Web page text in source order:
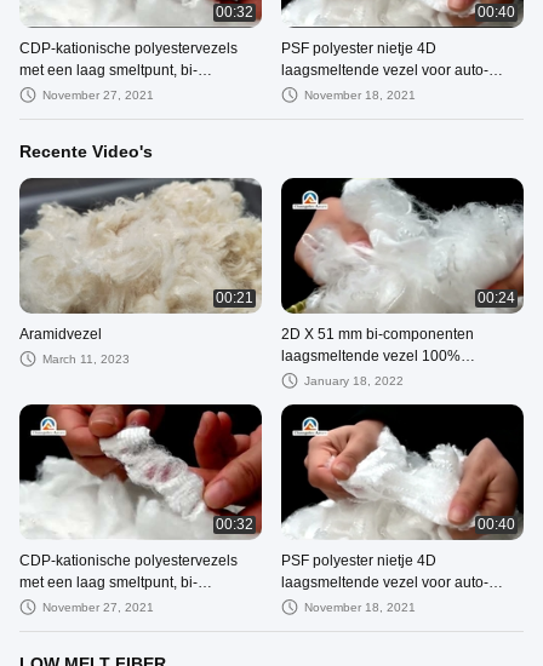
00:32
CDP-kationische polyestervezels
met een laag smeltpunt, bi-
componenten, nieuwe kwaliteit
November 27, 2021
00:40
PSF polyester nietje 4D
laagsmeltende vezel voor auto-
interieurdeur
November 18, 2021
Recente Video's
00:21
Aramidvezel
March 11, 2023
00:24
2D X 51 mm bi-componenten
laagsmeltende vezel 100%
polyester wit
January 18, 2022
00:32
CDP-kationische polyestervezels
met een laag smeltpunt, bi-
componenten, nieuwe kwaliteit
November 27, 2021
00:40
PSF polyester nietje 4D
laagsmeltende vezel voor auto-
interieurdeur
November 18, 2021